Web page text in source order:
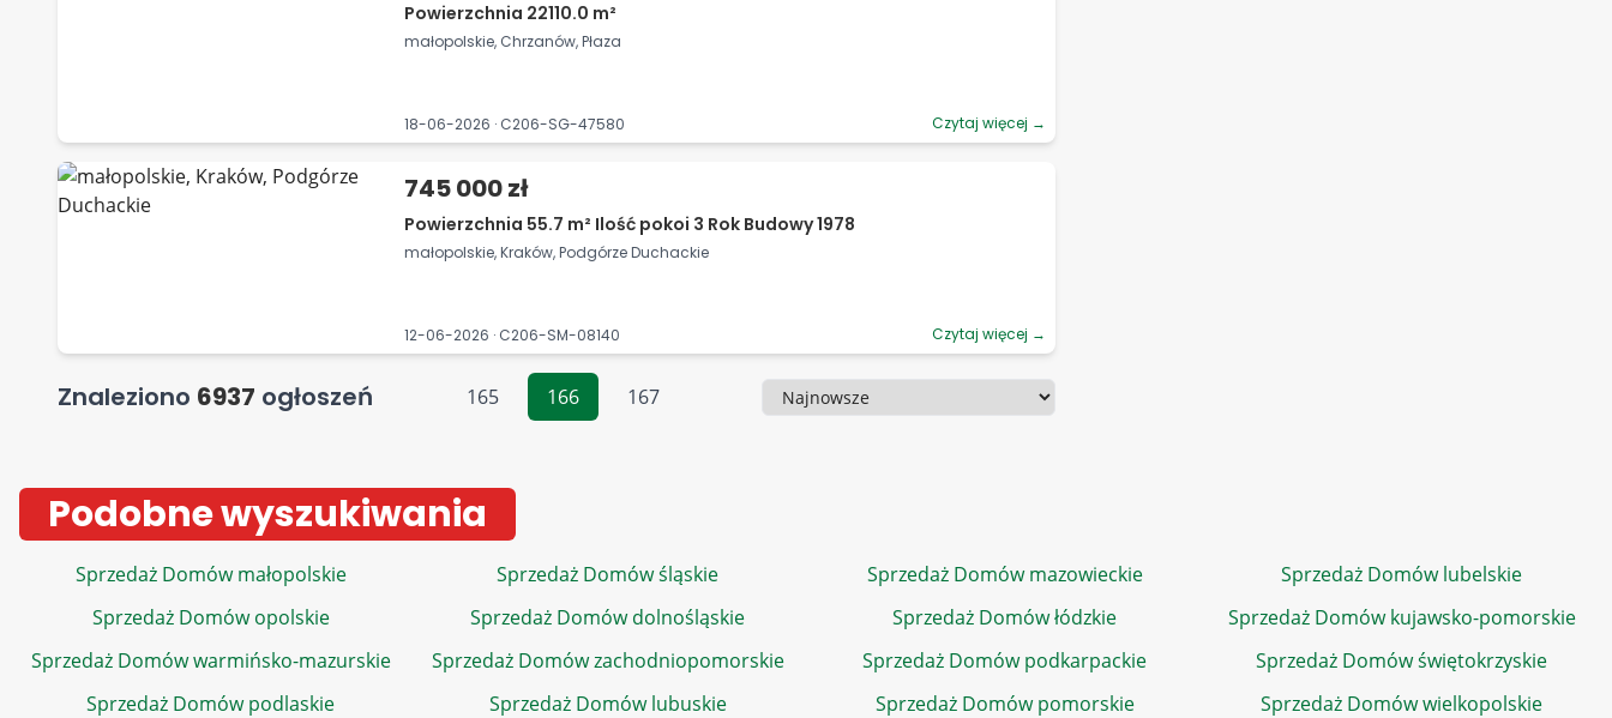
Powierzchnia 22110.0 m²
małopolskie, Chrzanów, Płaza
18-06-2026 · C206-SG-47580 Czytaj więcej →
745 000 zł
Powierzchnia 55.7 m² Ilość pokoi 3 Rok Budowy 1978
małopolskie, Kraków, Podgórze Duchackie
12-06-2026 · C206-SM-08140 Czytaj więcej →
Znaleziono 6937 ogłoszeń 165 166 167 Sortowanie
Podobne wyszukiwania
Sprzedaż Domów małopolskie Sprzedaż Domów śląskie Sprzedaż Domów mazowieckie
Sprzedaż Domów lubelskie
Sprzedaż Domów opolskie
Sprzedaż Domów dolnośląskie Sprzedaż Domów łódzkie
Sprzedaż Domów kujawsko-pomorskie
Sprzedaż Domów warmińsko-mazurskie
Sprzedaż Domów zachodniopomorskie Sprzedaż Domów podkarpackie
Sprzedaż Domów świętokrzyskie
Sprzedaż Domów podlaskie
Sprzedaż Domów lubuskie Sprzedaż Domów pomorskie Sprzedaż Domów wielkopolskie